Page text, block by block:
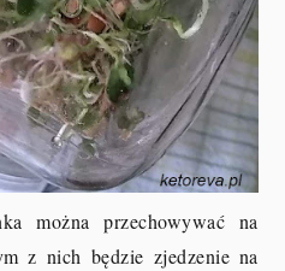
można przechowywać na
z nich będzie zjedzenie na